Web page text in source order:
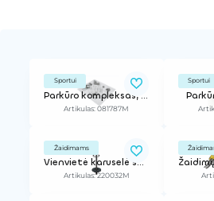
Sportui
Parkūro kompleksas, 222 m2
Artikulas: 081787M
Sportui
Žaidimams
Vienvietė karuselė suktis atsistojus
Artikulas: 220032M